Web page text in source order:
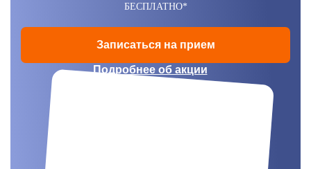
БЕСПЛАТНО*
Записаться на прием
Подробнее об акции